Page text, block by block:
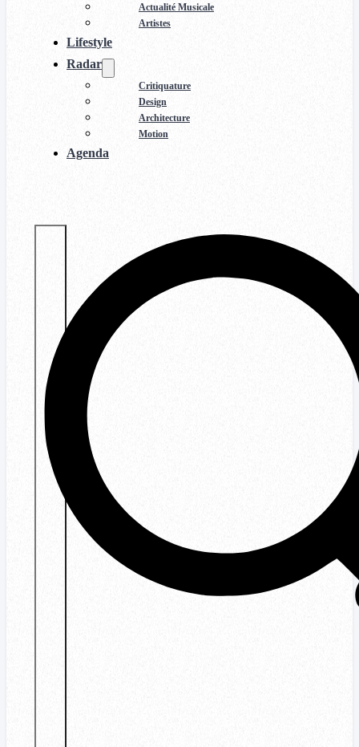
Actualité Musicale
Artistes
Lifestyle
Radar
Critiquature
Design
Architecture
Motion
Agenda